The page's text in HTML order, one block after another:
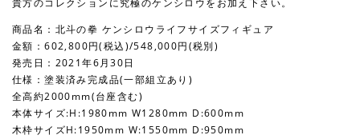
貴方のコレクションに究極のケンシロウをお加え下さい。
商品名：北斗の拳 ケンシロウライフサイズフィギュア
金額：602,800円(税込)/548,000円(税別)
発売日：2021年6月30日
仕様：塗装済み完成品(一部組立あり)
全高約2000mm(台座含む)
本体サイズ:H:1980mm W1280mm D:600mm
木枠サイズH:1950mm W:1550mm D:950mm